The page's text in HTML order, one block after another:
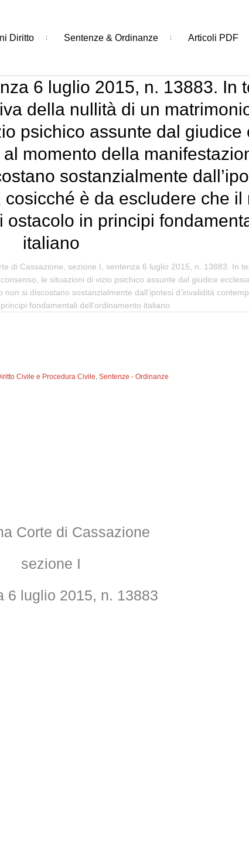
Diritto Sentenze & Ordinanze Articoli PDF
6 luglio 2015, n. 13883. In
della nullità di un
psichico assunte dal giudice
momento della
sostanzialmente
cosicché è da escludere che
in principi
italiano
di Cassazione, sezione I, sentenza 6 luglio 2015, n. 13883. In
le situazioni di vizio psichico assunte dal giudice
si discostano sostanzialmente dall’ipotesi d’invalidità
fondamentali dell’ordinamento italiano
Civile e Procedura Civile,Sentenze - Ordinanze
Corte di Cassazione
sezione I
6 luglio 2015, n. 13883